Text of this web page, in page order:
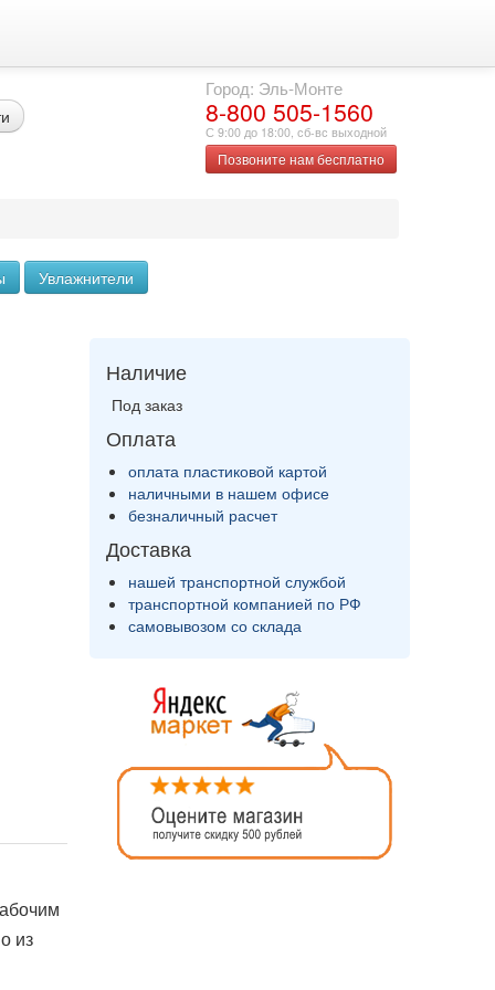
Город: Эль-Монте
8-800 505-1560
С 9:00 до 18:00, сб-вс выходной
Позвоните нам бесплатно
Увлажнители
из
Наличие
Под заказ
Оплата
оплата пластиковой картой
наличными в нашем офисе
безналичный расчет
Доставка
нашей транспортной службой
транспортной компанией по РФ
самовывозом со склада